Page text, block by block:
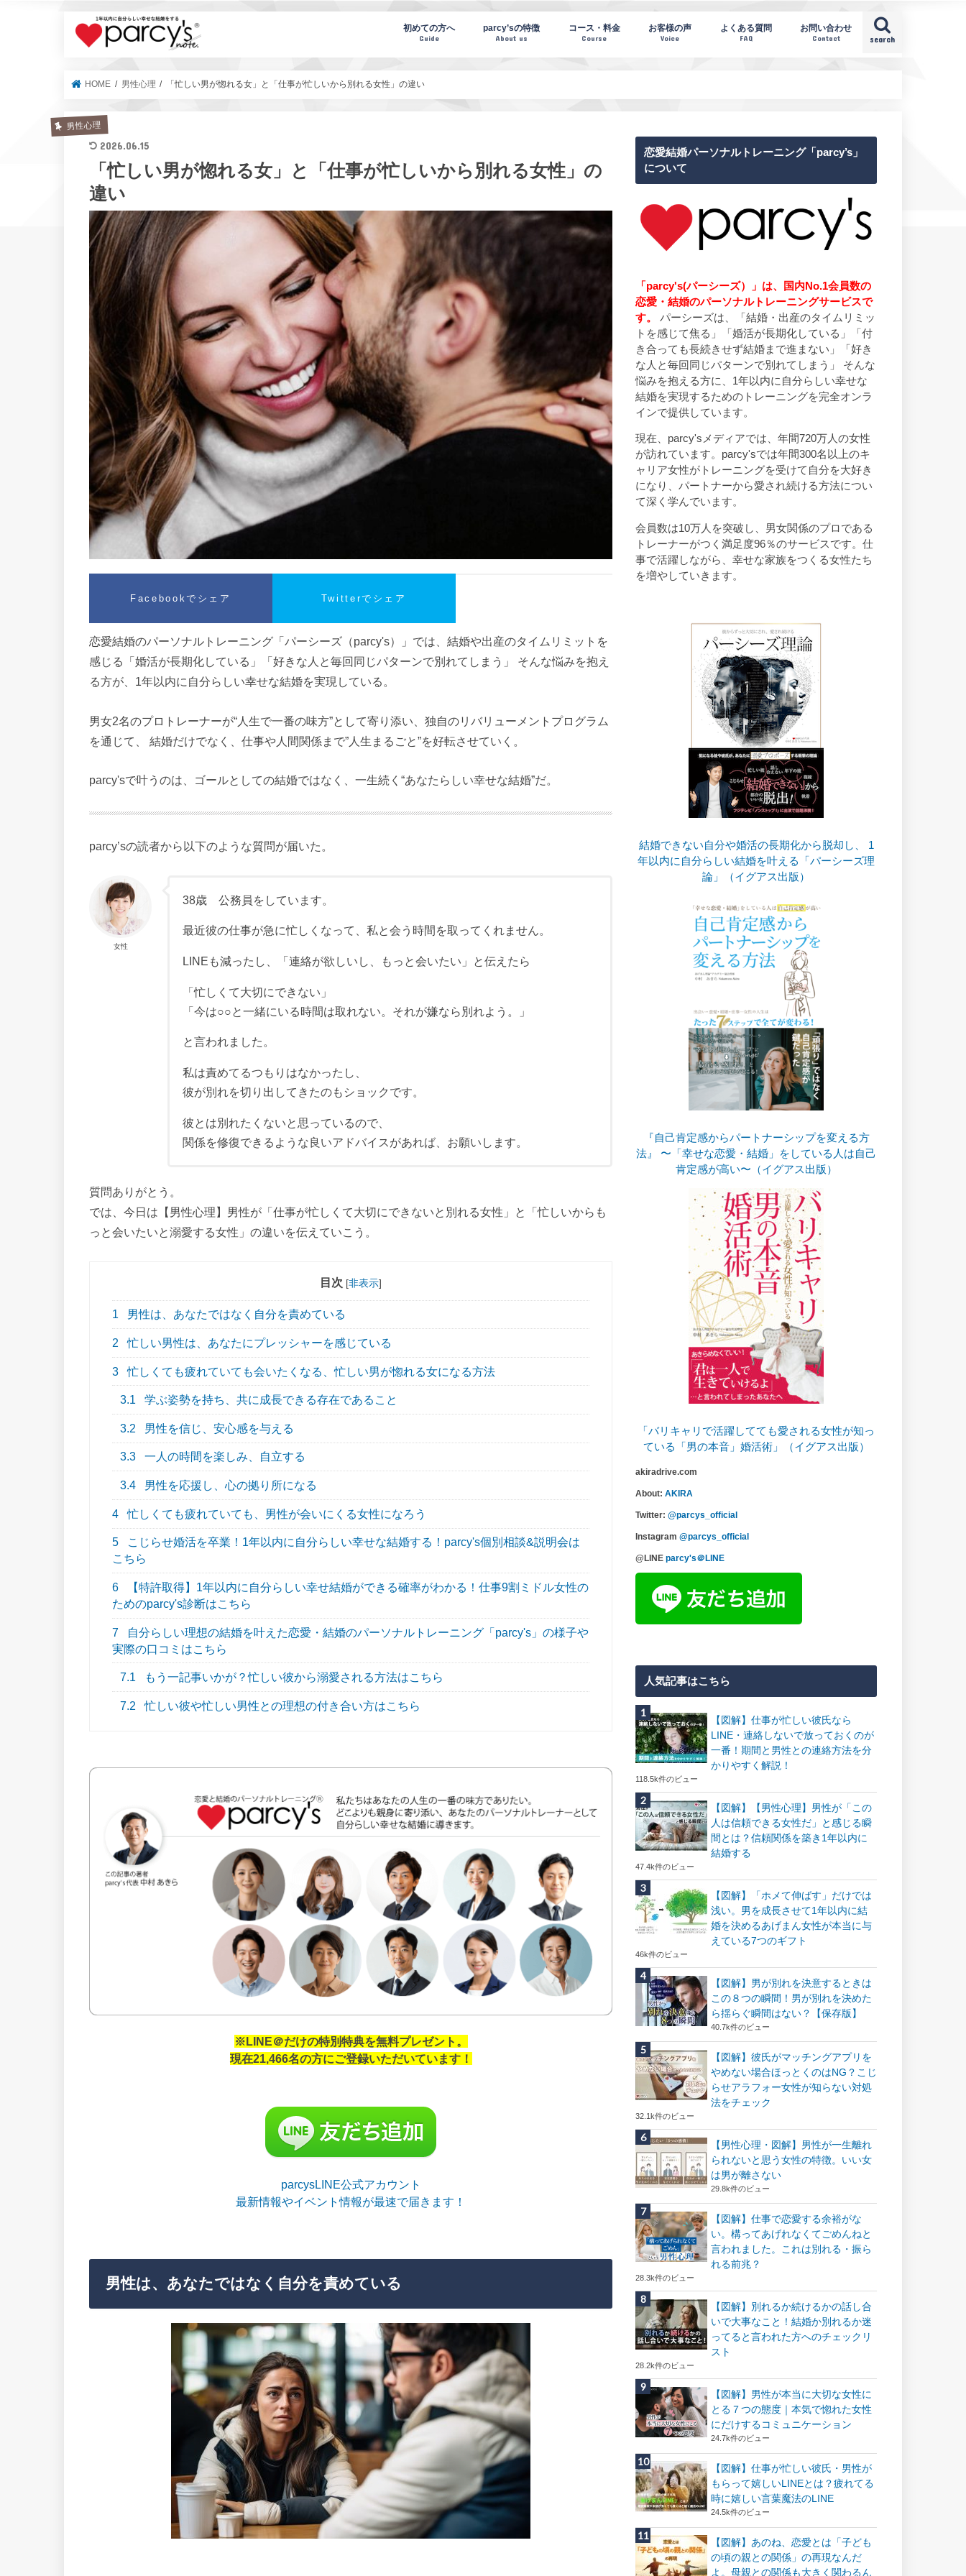
parcy's note(パーシーズノート) search
初めての方へ
Guide
parcy’sの特徴
About us
コース・料金
Course
お客様の声
Voice
よくある質問
FAQ
お問い合わせ
Contact
HOME 男性心理 「忙しい男が惚れる女」と「仕事が忙しいから別れる女性」の違い
男性心理
2026.06.15
「忙しい男が惚れる女」と「仕事が忙しいから別れる女性」の
違い
Facebookでシェア Twitterでシェア
恋愛結婚のパーソナルトレーニング「パーシーズ（parcy's）」では、結婚や出産のタイムリミットを
感じる「婚活が長期化している」「好きな人と毎回同じパターンで別れてしまう」 そんな悩みを抱え
る方が、1年以内に自分らしい幸せな結婚を実現している。
男女2名のプロトレーナーが“人生で一番の味方”として寄り添い、独自のリバリューメントプログラム
を通じて、 結婚だけでなく、仕事や人間関係まで”人生まるごと”を好転させていく。
parcy'sで叶うのは、ゴールとしての結婚ではなく、一生続く“あなたらしい幸せな結婚”だ。
parcy’sの読者から以下のような質問が届いた。
女性
38歳 公務員をしています。
最近彼の仕事が急に忙しくなって、私と会う時間を取ってくれません。
LINEも減ったし、「連絡が欲しいし、もっと会いたい」と伝えたら
「忙しくて大切にできない」
「今は○○と一緒にいる時間は取れない。それが嫌なら別れよう。」
と言われました。
私は責めてるつもりはなかったし、
彼が別れを切り出してきたのもショックです。
彼とは別れたくないと思っているので、
関係を修復できるような良いアドバイスがあれば、お願いします。
質問ありがとう。
では、今日は【男性心理】男性が「仕事が忙しくて大切にできないと別れる女性」と「忙しいからも
っと会いたいと溺愛する女性」の違いを伝えていこう。
目次 [非表示]
1 男性は、あなたではなく自分を責めている
2 忙しい男性は、あなたにプレッシャーを感じている
3 忙しくても疲れていても会いたくなる、忙しい男が惚れる女になる方法
3.1 学ぶ姿勢を持ち、共に成長できる存在であること
3.2 男性を信じ、安心感を与える
3.3 一人の時間を楽しみ、自立する
3.4 男性を応援し、心の拠り所になる
4 忙しくても疲れていても、男性が会いにくる女性になろう
5
こじらせ婚活を卒業！1年以内に自分らしい幸せな結婚する！parcy's個別相談&説明会は
こちら
6
【特許取得】1年以内に自分らしい幸せ結婚ができる確率がわかる！仕事9割ミドル女性の
ためのparcy's診断はこちら
7
自分らしい理想の結婚を叶えた恋愛・結婚のパーソナルトレーニング「parcy's」の様子や
実際の口コミはこちら
7.1 もう一記事いかが？忙しい彼から溺愛される方法はこちら
7.2 忙しい彼や忙しい男性との理想の付き合い方はこちら
※LINE＠だけの特別特典を無料プレゼント。
現在21,466名の方にご登録いただいています！
parcysLINE公式アカウント
最新情報やイベント情報が最速で届きます！
男性は、あなたではなく自分を責めている
恋愛結婚パーソナルトレーニング「parcy’s」
について
「parcy's(パーシーズ）」は、国内No.1会員数の
恋愛・結婚のパーソナルトレーニングサービスで
す。
パーシーズは、「結婚・出産のタイムリミッ
トを感じて焦る」「婚活が長期化している」「付
き合っても長続きせず結婚まで進まない」「好き
な人と毎回同じパターンで別れてしまう」 そんな
悩みを抱える方に、1年以内に自分らしい幸せな
結婚を実現するためのトレーニングを完全オンラ
インで提供しています。
現在、parcy'sメディアでは、年間720万人の女性
が訪れています。parcy'sでは年間300名以上のキ
ャリア女性がトレーニングを受けて自分を大好き
になり、パートナーから愛され続ける方法につい
て深く学んでいます。
会員数は10万人を突破し、男女関係のプロである
トレーナーがつく満足度96％のサービスです。仕
事で活躍しながら、幸せな家族をつくる女性たち
を増やしていきます。
結婚できない自分や婚活の長期化から脱却し、 1
年以内に自分らしい結婚を叶える「パーシーズ理
論」（イグアス出版）
『自己肯定感からパートナーシップを変える方
法』 〜「幸せな恋愛・結婚」をしている人は自己
肯定感が高い〜（イグアス出版）
「バリキャリで活躍してても愛される女性が知っ
ている「男の本音」婚活術」（イグアス出版）
akiradrive.com
About: AKIRA
Twitter: @parcys_official
Instagram @parcys_official
@LINE parcy's＠LINE
人気記事はこちら
【図解】仕事が忙しい彼氏なら
LINE・連絡しないで放っておくのが
一番！期間と男性との連絡方法を分
かりやすく解説！
118.5k件のビュー
【図解】【男性心理】男性が「この
人は信頼できる女性だ」と感じる瞬
間とは？信頼関係を築き1年以内に
結婚する
47.4k件のビュー
【図解】「ホメて伸ばす」だけでは
浅い。男を成長させて1年以内に結
婚を決めるあげまん女性が本当に与
えている7つのギフト
46k件のビュー
【図解】男が別れを決意するときは
この８つの瞬間！男が別れを決めた
ら揺らぐ瞬間はない？【保存版】
40.7k件のビュー
【図解】彼氏がマッチングアプリを
やめない場合ほっとくのはNG？こじ
らせアラフォー女性が知らない対処
法をチェック
32.1k件のビュー
【男性心理・図解】男性が一生離れ
られないと思う女性の特徴。いい女
は男が離さない
29.8k件のビュー
【図解】仕事で恋愛する余裕がな
い。構ってあげれなくてごめんねと
言われました。これは別れる・振ら
れる前兆？
28.3k件のビュー
【図解】別れるか続けるかの話し合
いで大事なこと！結婚か別れるか迷
ってると言われた方へのチェックリ
スト
28.2k件のビュー
【図解】男性が本当に大切な女性に
とる７つの態度｜本気で惚れた女性
にだけするコミュニケーション
24.7k件のビュー
【図解】仕事が忙しい彼氏・男性が
もらって嬉しいLINEとは？疲れてる
時に嬉しい言葉魔法のLINE
24.5k件のビュー
【図解】あのね、恋愛とは「子ども
の頃の親との関係」の再現なんだ
よ。母親との関係も大きく関わるん